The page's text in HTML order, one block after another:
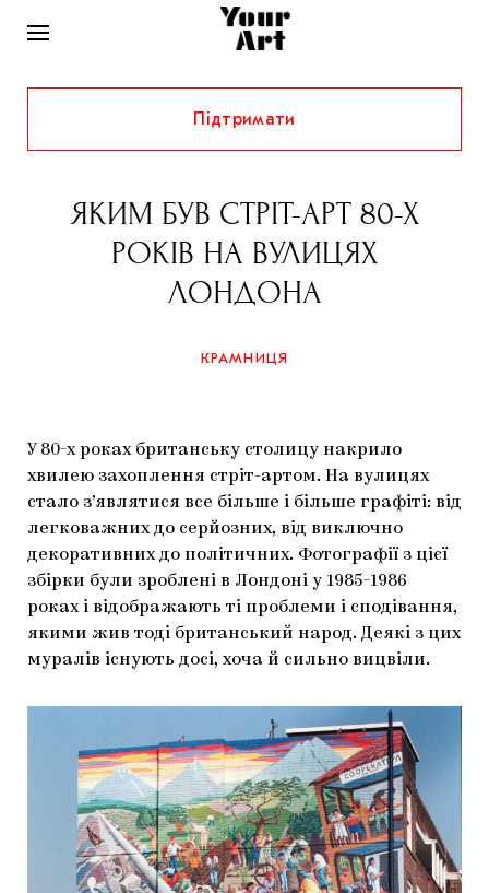
НОВИНИ
ІНТЕРВ’Ю
ХУДОЖНИКИ
КУРАТОРИ
РІДНИЙ КРАЙ
ФЕСТИВАЛІ
КОЛЕКЦІЇ
ГАЛЕРЕЇ
АРТЦЕНТРИ
СТАТТІ
КОНСПЕКТИ
КНИЖКИ І ЖУРНАЛИ
ЗАПАЛЕННЯ
ЯК ПІДТРИМУВАТИ УКРАЇНСЬКЕ МИСТЕЦТВО
МАРІУПОЛЬСЬКІ МАРГІНАЛІЇ
CARPATHIAN CULT ПРО РІЗДВЯНІ СВЯТА
КРАМНИЦЯ
Підтримати
ЯКИМ БУВ СТРІТ-АРТ 80-Х
РОКІВ НА ВУЛИЦЯХ
ЛОНДОНА
КРАМНИЦЯ
У 80-х роках британську столицу накрило
хвилею захоплення стріт-артом. На вулицях
стало з’являтися все більше і більше графіті: від
легковажних до серйозних, від виключно
декоративних до політичних. Фотографії з цієї
збірки були зроблені в Лондоні у 1985-1986
роках і відображають ті проблеми і сподівання,
якими жив тоді британський народ. Деякі з цих
муралів існують досі, хоча й сильно вицвіли.